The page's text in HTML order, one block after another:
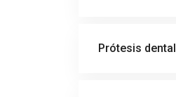
Prótesis dental